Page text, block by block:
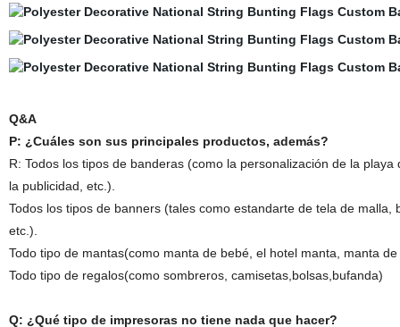
Q&A
P: ¿Cuáles son sus principales productos, además?
R: Todos los tipos de banderas (como la personalización de la
la publicidad, etc.).
Todos los tipos de banners (tales como estandarte de tela de
etc.).
Todo tipo de mantas(como manta de bebé, el hotel manta, manta
Todo tipo de regalos(como sombreros, camisetas,bolsas,bufanda)
Q: ¿Qué tipo de impresoras no tiene nada que hacer?